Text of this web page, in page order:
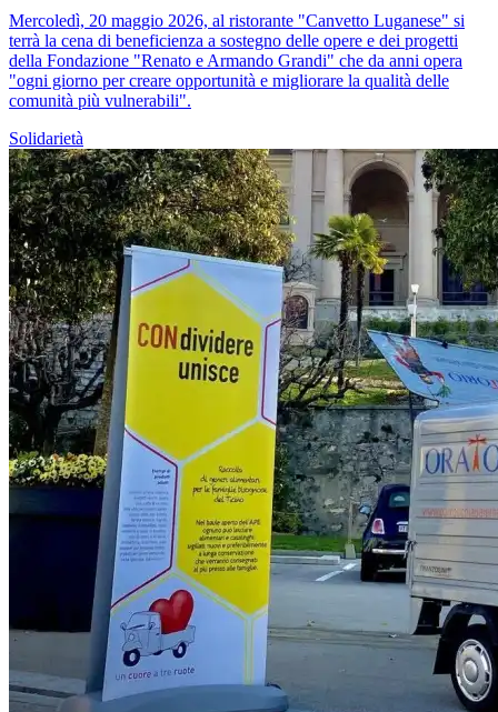
Mercoledì, 20 maggio 2026, al ristorante "Canvetto Luganese" si
terrà la cena di beneficienza a sostegno delle opere e dei progetti
della Fondazione "Renato e Armando Grandi" che da anni opera
"ogni giorno per creare opportunità e migliorare la qualità delle
comunità più vulnerabili".
Solidarietà